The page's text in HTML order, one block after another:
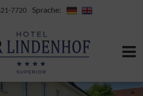
7720 Sprache: